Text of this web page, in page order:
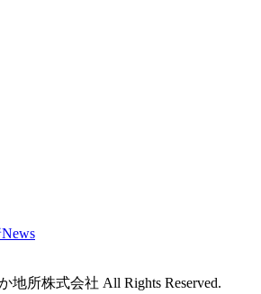
地所株式会社 All Rights Reserved.